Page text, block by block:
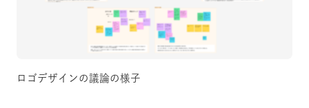
ロゴデザインの議論の様子